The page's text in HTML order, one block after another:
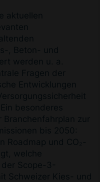
aktuellen
, Beton- und
werden u. a.
Fragen der
Entwicklungen
besonderes
zur
bis 2050:
Roadmap und CO₂-
welche
Scope-3-
Schweizer Kies- und